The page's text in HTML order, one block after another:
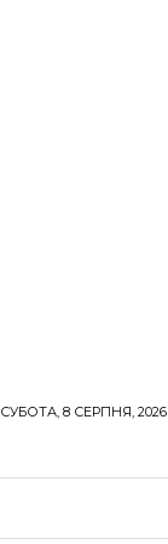
СУБОТА, 8 СЕРПНЯ, 2026